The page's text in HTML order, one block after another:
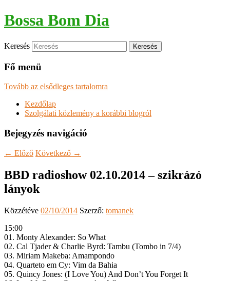
Bossa Bom Dia
Keresés
Fő menü
Tovább az elsődleges tartalomra
Kezdőlap
Szolgálati közlemény a korábbi blogról
Bejegyzés navigáció
← Előző Következő →
BBD radioshow 02.10.2014 – szikrázó
lányok
Közzétéve 02/10/2014 Szerző: tomanek
15:00
01. Monty Alexander: So What
02. Cal Tjader & Charlie Byrd: Tambu (Tombo in 7/4)
03. Miriam Makeba: Amampondo
04. Quarteto em Cy: Vim da Bahia
05. Quincy Jones: (I Love You) And Don’t You Forget It